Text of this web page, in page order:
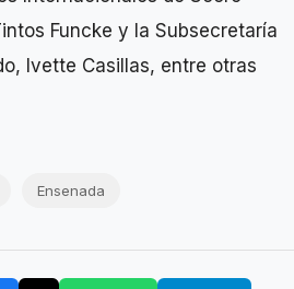
Funcke y la Subsecretaría
Ivette Casillas, entre otras
Ensenada